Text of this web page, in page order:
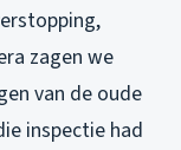
zagen we
van de oude
inspectie had